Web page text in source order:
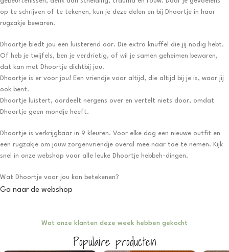
op te schrijven of te tekenen, kun je deze delen en bij Dhoortje in haar
rugzakje bewaren.
Dhoortje biedt jou een luisterend oor. Die extra knuffel die jij nodig hebt.
Of heb je twijfels, ben je verdrietig, of wil je samen geheimen bewaren,
dat kan met Dhoortje dichtbij jou.
Dhoortje is er voor jou! Een vriendje voor altijd, die altijd bij je is, waar jij
ook bent.
Dhoortje luistert, oordeelt nergens over en vertelt niets door, omdat
Dhoortje geen mondje heeft.
Dhoortje is verkrijgbaar in 9 kleuren. Voor elke dag een nieuwe outfit en
een rugzakje om jouw zorgenvriendje overal mee naar toe te nemen. Kijk
snel in onze webshop voor alle leuke Dhoortje hebbeh-dingen.
Wat Dhoortje voor jou kan betekenen?
Ga naar de webshop
Wat onze klanten deze week hebben gekocht
Populaire producten